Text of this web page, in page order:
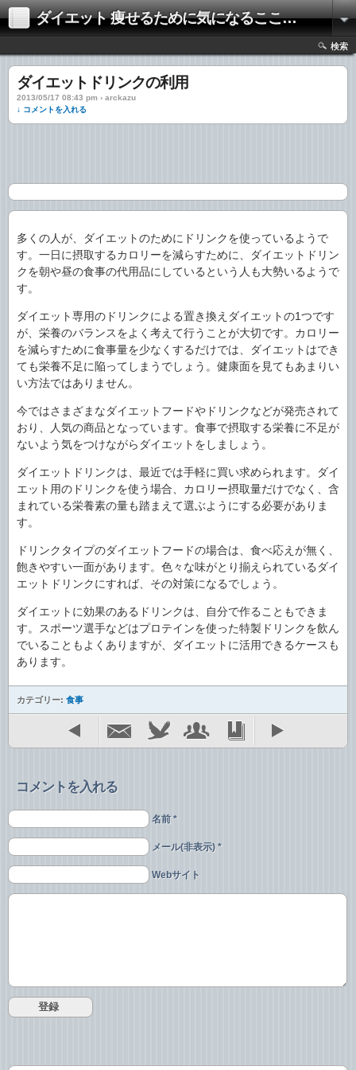
ダイエット 痩せるために気になるここだけの話
検索
ダイエットドリンクの利用
2013/05/17 08:43 pm › arckazu
↓ コメントを入れる
多くの人が、ダイエットのためにドリンクを使っているようで
す。一日に摂取するカロリーを減らすために、ダイエットドリン
クを朝や昼の食事の代用品にしているという人も大勢いるようで
す。
ダイエット専用のドリンクによる置き換えダイエットの1つです
が、栄養のバランスをよく考えて行うことが大切です。カロリー
を減らすために食事量を少なくするだけでは、ダイエットはでき
ても栄養不足に陥ってしまうでしょう。健康面を見てもあまりい
い方法ではありません。
今ではさまざまなダイエットフードやドリンクなどが発売されて
おり、人気の商品となっています。食事で摂取する栄養に不足が
ないよう気をつけながらダイエットをしましょう。
ダイエットドリンクは、最近では手軽に買い求められます。ダイ
エット用のドリンクを使う場合、カロリー摂取量だけでなく、含
まれている栄養素の量も踏まえて選ぶようにする必要がありま
す。
ドリンクタイプのダイエットフードの場合は、食べ応えが無く、
飽きやすい一面があります。色々な味がとり揃えられているダイ
エットドリンクにすれば、その対策になるでしょう。
ダイエットに効果のあるドリンクは、自分で作ることもできま
す。スポーツ選手などはプロテインを使った特製ドリンクを飲ん
でいることもよくありますが、ダイエットに活用できるケースも
あります。
カテゴリー: 食事
コメントを入れる
名前 *
メール(非表示) *
Webサイト